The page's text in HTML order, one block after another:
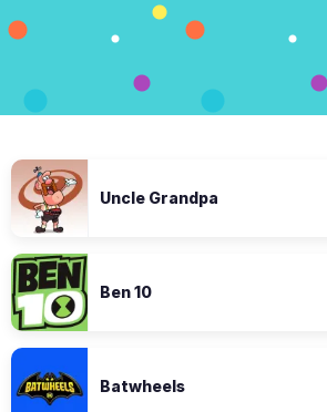
Uncle Grandpa
Ben 10
Batwheels